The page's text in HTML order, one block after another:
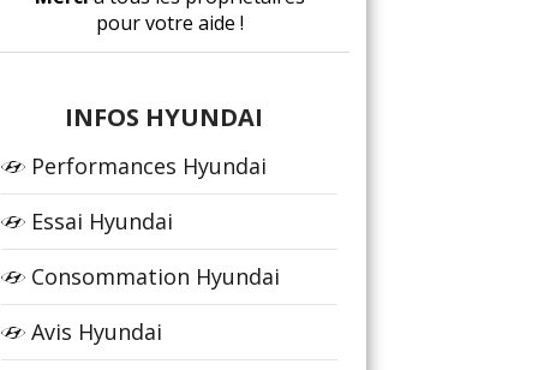
pour votre aide !
INFOS HYUNDAI
Performances Hyundai
Essai Hyundai
Consommation Hyundai
Avis Hyundai